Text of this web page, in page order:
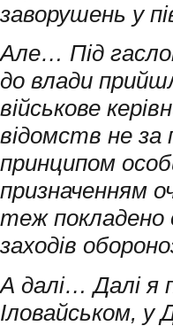
заворушень у
Але… Під
до влади
військове
відомств не за
принципом
призначенням
теж покладено
заходів
А далі… Далі я
Іловайськом, у